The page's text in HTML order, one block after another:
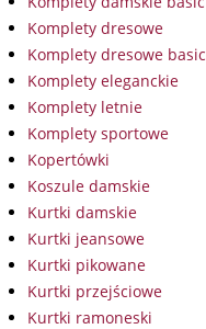
Komplety dresowe
Komplety dresowe basic
Komplety eleganckie
Komplety letnie
Komplety sportowe
Kopertówki
Koszule damskie
Kurtki damskie
Kurtki jeansowe
Kurtki pikowane
Kurtki przejściowe
Kurtki ramoneski